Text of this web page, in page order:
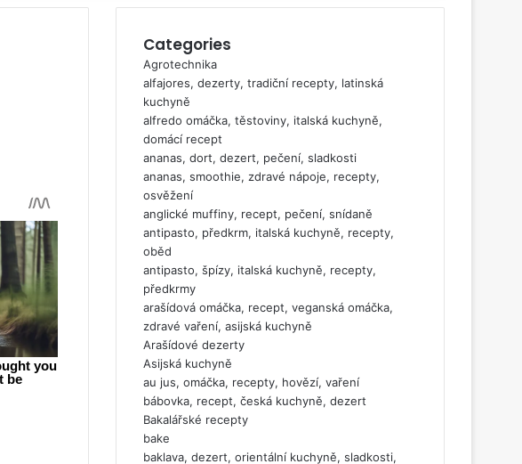
Categories
Agrotechnika
alfajores, dezerty, tradiční recepty, latinská
kuchyně
alfredo omáčka, těstoviny, italská kuchyně,
domácí recept
ananas, dort, dezert, pečení, sladkosti
ananas, smoothie, zdravé nápoje, recepty,
osvěžení
anglické muffiny, recept, pečení, snídaně
antipasto, předkrm, italská kuchyně, recepty,
oběd
antipasto, špízy, italská kuchyně, recepty,
předkrmy
arašídová omáčka, recept, veganská omáčka,
zdravé vaření, asijská kuchyně
Arašídové dezerty
Asijská kuchyně
au jus, omáčka, recepty, hovězí, vaření
bábovka, recept, česká kuchyně, dezert
Bakalářské recepty
bake
baklava, dezert, orientální kuchyně, sladkosti,